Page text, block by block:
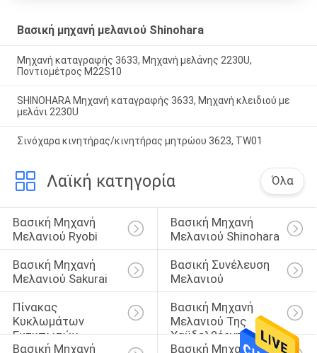
Βασική μηχανή μελανιού Shinohara
Μηχανή καταγραφής 3633, Μηχανή μελάνης 2230U,
Ποντιομέτρος M22S10
SHINOHARA Μηχανή καταγραφής 3633, Μηχανή κλειδιού με
μελάνι 2230U
Σινόχαρα κινητήρας/κινητήρας μητρώου 3623, TW01
Λαϊκή κατηγορία Όλα
Βασική Μηχανή
Μελανιού Ryobi
Βασική Μηχανή
Μελανιού Shinohara
Βασική Μηχανή
Μελανιού Sakurai
Βασική Συνέλευση
Μελανιού
Πίνακας
Κυκλωμάτων
Εκτυπωτών
Βασική Μηχανή
Μελανιού Της
Χαϋδελβέργης
Βασική Μηχανή
Βασική Μηχανή